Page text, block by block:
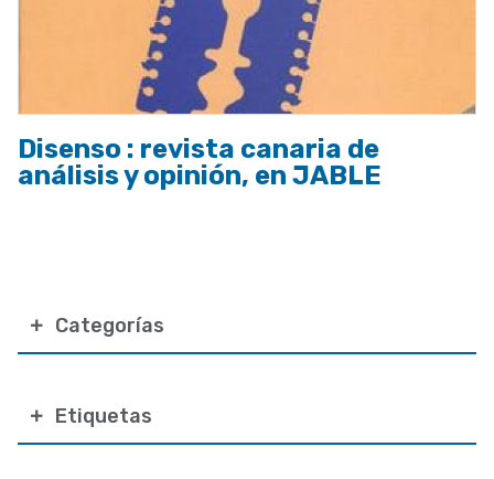
Categorías
Etiquetas
Disenso : revista canaria de
análisis y opinión, en JABLE